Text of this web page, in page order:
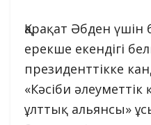
Қарақат Әбден
ерекше екендігі
президенттікке
«Кәсіби
ұлттық альянсы»